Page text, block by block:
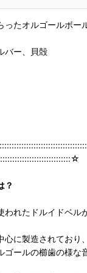
たオルゴールボー
バー、貝殻
？
われたドルイドベル
に製造されており、
ゴールの櫛歯の様な